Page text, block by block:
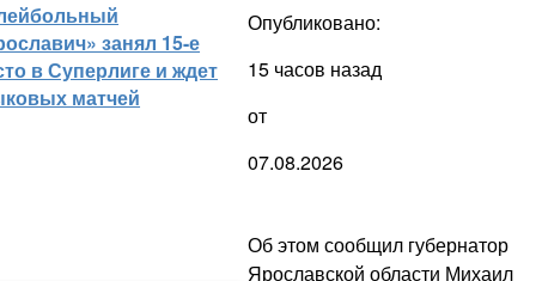
занял 15-е
в Суперлиге и ждет
матчей
Опубликовано:
15 часов назад
от
07.08.2026
Об этом сообщил губернатор
Ярославской области Михаил